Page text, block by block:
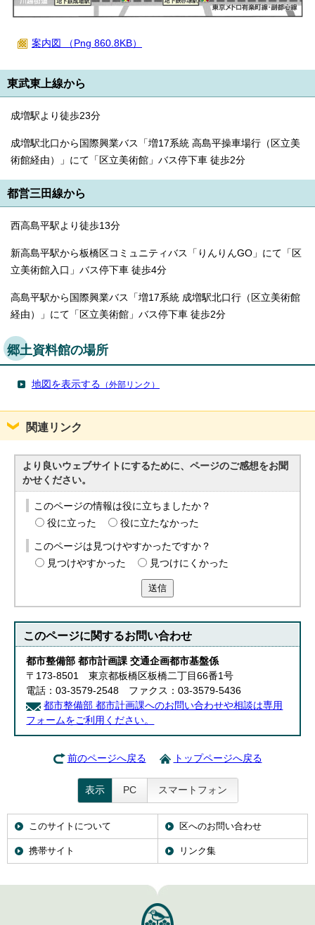
案内図 （Png 860.8KB）
東武東上線から
成増駅より徒歩23分
成増駅北口から国際興業バス「増17系統 高島平操車場行（区立美
術館経由）」にて「区立美術館」バス停下車 徒歩2分
都営三田線から
西高島平駅より徒歩13分
新高島平駅から板橋区コミュニティバス「りんりんGO」にて「区
立美術館入口」バス停下車 徒歩4分
高島平駅から国際興業バス「増17系統 成増駅北口行（区立美術館
経由）」にて「区立美術館」バス停下車 徒歩2分
郷土資料館の場所
地図を表示する （外部リンク）
関連リンク
より良いウェブサイトにするために、ページのご感想をお聞
かせください。
このページの情報は役に立ちましたか？
役に立った
役に立たなかった
このページは見つけやすかったですか？
見つけやすかった
見つけにくかった
送信
このページに関するお問い合わせ
都市整備部 都市計画課 交通企画都市基盤係
〒173-8501 東京都板橋区板橋二丁目66番1号
電話：03-3579-2548 ファクス：03-3579-5436
都市整備部 都市計画課へのお問い合わせや相談は専用
フォームをご利用ください。
前のページへ戻る トップページへ戻る
表示 PC スマートフォン
このサイトについて 区へのお問い合わせ
携帯サイト リンク集